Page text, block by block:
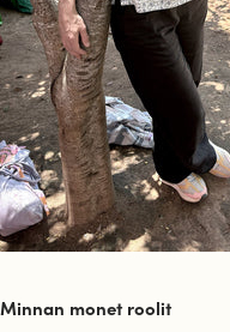
Minnan monet roolit